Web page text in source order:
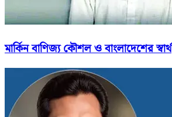
মার্কিন বাণিজ্য কৌশল ও বাংলাদেশের স্বার্থ